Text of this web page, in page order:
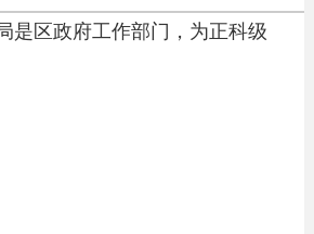
是区政府工作部门，为正科级